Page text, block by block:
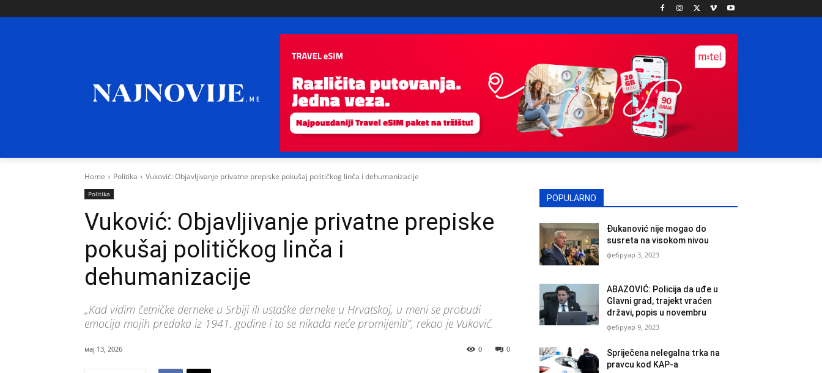
Home Politika Vuković: Objavljivanje privatne prepiske pokušaj političkog linča i dehumanizacije
Politika
Vuković: Objavljivanje privatne prepiske
pokušaj političkog linča i
dehumanizacije
„Kad vidim četničke derneke u Srbiji ili ustaške derneke u Hrvatskoj, u meni se probudi
emocija mojih predaka iz 1941. godine i to se nikada neće promijeniti“, rekao je Vuković.
мај 13, 2026 0
0
POPULARNO
Đukanović nije mogao do
susreta na visokom nivou
фебруар 3, 2023
ABAZOVIĆ: Policija da uđe u
Glavni grad, trajekt vraćen
državi, popis u novembru
фебруар 9, 2023
Spriječena nelegalna trka na
pravcu kod KAP-a